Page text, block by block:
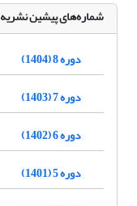
شماره‌های پیشین نشریه
دوره 8 (1404)
دوره 7 (1403)
دوره 6 (1402)
دوره 5 (1401)